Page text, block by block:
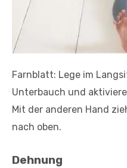
Farnblatt: Lege im
Unterbauch und
Mit der anderen Hand
nach oben.
Dehnung